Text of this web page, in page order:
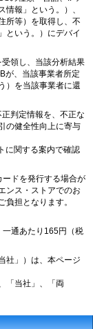
情報」という。）、
所等）を取得し、不
という。）にデバイ
領し、当該分析結果
が、当該事業者所定
）を当該事業者に還
判定情報を、不正な
の健全性向上に寄与
に関する案内で確認
ドを発行する場合が
ンス・ストアでのお
負担となります。
一通あたり165円（税
社」）は、本ページ
「当社」、「両